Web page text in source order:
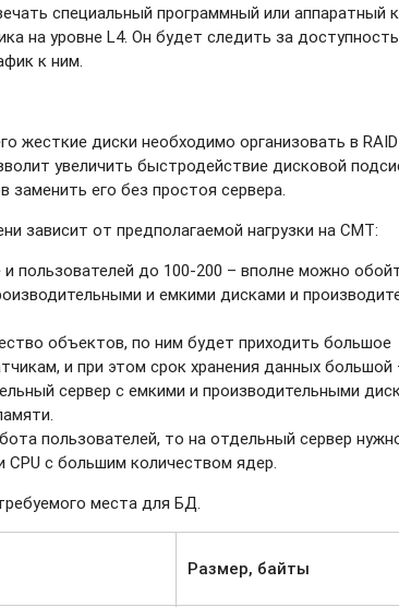
специальный программный или аппаратный
на уровне L4. Он будет следить за
к ним.
жесткие диски необходимо организовать в RAID
увеличить быстродействие дисковой
его без простоя сервера.
зависит от предполагаемой нагрузки на СМТ:
пользователей до 100-200 – вполне можно
и емкими дисками и
объектов, по ним будет приходить большое
и при этом срок хранения данных большой
сервер с емкими и производительными
пользователей, то на отдельный сервер
с большим количеством ядер.
места для БД.
Размер, байты